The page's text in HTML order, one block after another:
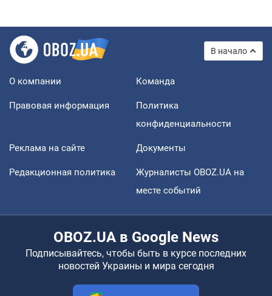
В начало
О компании Команда
Правовая информация
Политика
конфиденциальности
Реклама на сайте Документы
Редакционная политика
Журналисты OBOZ.UA на
месте событий
OBOZ.UA в Google News
Подписывайтесь, чтобы быть в курсе последних
новостей Украины и мира сегодня